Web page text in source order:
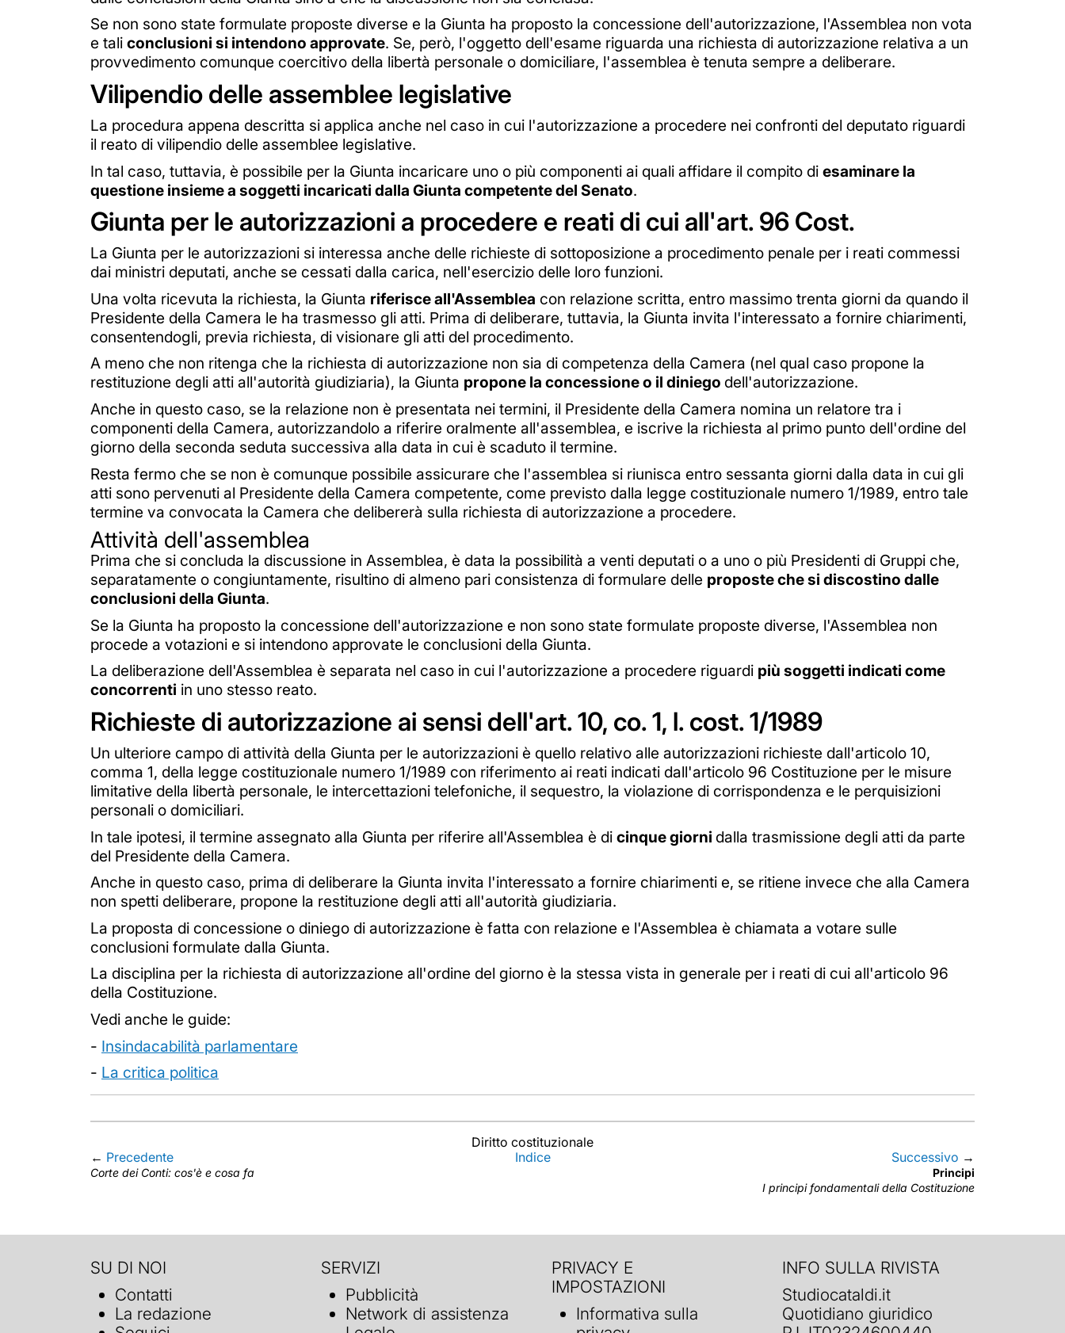
Se non sono state formulate proposte diverse e la Giunta ha proposto la concessione dell'autorizzazione, l'Assemblea non vota
e tali conclusioni si intendono approvate. Se, però, l'oggetto dell'esame riguarda una richiesta di autorizzazione relativa a un
provvedimento comunque coercitivo della libertà personale o domiciliare, l'assemblea è tenuta sempre a deliberare.
Vilipendio delle assemblee legislative
La procedura appena descritta si applica anche nel caso in cui l'autorizzazione a procedere nei confronti del deputato riguardi
il reato di vilipendio delle assemblee legislative.
In tal caso, tuttavia, è possibile per la Giunta incaricare uno o più componenti ai quali affidare il compito di esaminare la
questione insieme a soggetti incaricati dalla Giunta competente del Senato.
Giunta per le autorizzazioni a procedere e reati di cui all'art. 96 Cost.
La Giunta per le autorizzazioni si interessa anche delle richieste di sottoposizione a procedimento penale per i reati commessi
dai ministri deputati, anche se cessati dalla carica, nell'esercizio delle loro funzioni.
Una volta ricevuta la richiesta, la Giunta riferisce all'Assemblea con relazione scritta, entro massimo trenta giorni da quando il
Presidente della Camera le ha trasmesso gli atti. Prima di deliberare, tuttavia, la Giunta invita l'interessato a fornire chiarimenti,
consentendogli, previa richiesta, di visionare gli atti del procedimento.
A meno che non ritenga che la richiesta di autorizzazione non sia di competenza della Camera (nel qual caso propone la
restituzione degli atti all'autorità giudiziaria), la Giunta propone la concessione o il diniego dell'autorizzazione.
Anche in questo caso, se la relazione non è presentata nei termini, il Presidente della Camera nomina un relatore tra i
componenti della Camera, autorizzandolo a riferire oralmente all'assemblea, e iscrive la richiesta al primo punto dell'ordine del
giorno della seconda seduta successiva alla data in cui è scaduto il termine.
Resta fermo che se non è comunque possibile assicurare che l'assemblea si riunisca entro sessanta giorni dalla data in cui gli
atti sono pervenuti al Presidente della Camera competente, come previsto dalla legge costituzionale numero 1/1989, entro tale
termine va convocata la Camera che delibererà sulla richiesta di autorizzazione a procedere.
Attività dell'assemblea
Prima che si concluda la discussione in Assemblea, è data la possibilità a venti deputati o a uno o più Presidenti di Gruppi che,
separatamente o congiuntamente, risultino di almeno pari consistenza di formulare delle proposte che si discostino dalle
conclusioni della Giunta.
Se la Giunta ha proposto la concessione dell'autorizzazione e non sono state formulate proposte diverse, l'Assemblea non
procede a votazioni e si intendono approvate le conclusioni della Giunta.
La deliberazione dell'Assemblea è separata nel caso in cui l'autorizzazione a procedere riguardi più soggetti indicati come
concorrenti in uno stesso reato.
Richieste di autorizzazione ai sensi dell'art. 10, co. 1, l. cost. 1/1989
Un ulteriore campo di attività della Giunta per le autorizzazioni è quello relativo alle autorizzazioni richieste dall'articolo 10,
comma 1, della legge costituzionale numero 1/1989 con riferimento ai reati indicati dall'articolo 96 Costituzione per le misure
limitative della libertà personale, le intercettazioni telefoniche, il sequestro, la violazione di corrispondenza e le perquisizioni
personali o domiciliari.
In tale ipotesi, il termine assegnato alla Giunta per riferire all'Assemblea è di cinque giorni dalla trasmissione degli atti da parte
del Presidente della Camera.
Anche in questo caso, prima di deliberare la Giunta invita l'interessato a fornire chiarimenti e, se ritiene invece che alla Camera
non spetti deliberare, propone la restituzione degli atti all'autorità giudiziaria.
La proposta di concessione o diniego di autorizzazione è fatta con relazione e l'Assemblea è chiamata a votare sulle
conclusioni formulate dalla Giunta.
La disciplina per la richiesta di autorizzazione all'ordine del giorno è la stessa vista in generale per i reati di cui all'articolo 96
della Costituzione.
Vedi anche le guide:
- Insindacabilità parlamentare
- La critica politica
Diritto costituzionale
← Precedente
Corte dei Conti: cos'è e cosa fa
Indice Successivo →
Principi
I principi fondamentali della Costituzione
SU DI NOI
Contatti
La redazione
SERVIZI
Pubblicità
Network di assistenza
PRIVACY E
IMPOSTAZIONI
Informativa sulla
INFO SULLA RIVISTA
Studiocataldi.it
Quotidiano giuridico